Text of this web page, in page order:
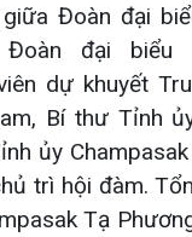
Đoàn đại
đại biểu
dự khuyết
Bí thư Tỉnh
ủy
trì hội đàm.
Tạ